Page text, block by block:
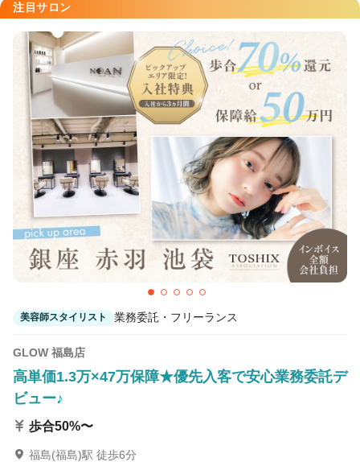
注目サロン
美容師スタイリスト 業務委託・フリーランス
GLOW 福島店
高単価1.3万×47万保障★優先入客で安心業務委託デ
ビュー♪
歩合50%〜
福島(福島)駅 徒歩6分